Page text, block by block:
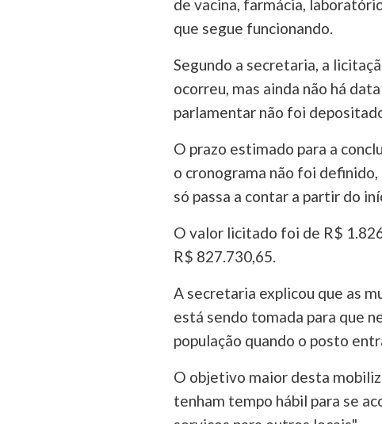
de vacina, farmácia,
que segue funcionando.
Segundo a secretaria, a
ocorreu, mas ainda não há
parlamentar não foi
O prazo estimado para a
o cronograma não foi
só passa a contar a partir do
O valor licitado foi de R$
R$ 827.730,65.
A secretaria explicou que as
está sendo tomada para que
população quando o posto
O objetivo maior desta
tenham tempo hábil para se